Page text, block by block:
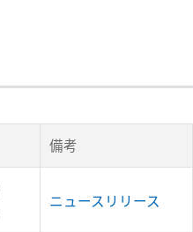
備考
ニュースリリース